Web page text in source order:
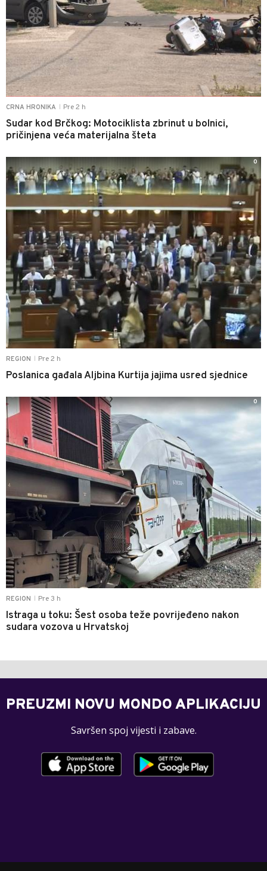
CRNA HRONIKA Pre 2 h
Sudar kod Brčkog: Motociklista zbrinut u bolnici,
pričinjena veća materijalna šteta
REGION Pre 2 h
Poslanica gađala Aljbina Kurtija jajima usred sjednice
0
REGION Pre 3 h
Istraga u toku: Šest osoba teže povrijeđeno nakon
sudara vozova u Hrvatskoj
0
PREUZMI NOVU MONDO APLIKACIJU
Savršen spoj vijesti i zabave.